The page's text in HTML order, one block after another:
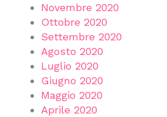
Novembre 2020
Ottobre 2020
Settembre 2020
Agosto 2020
Luglio 2020
Giugno 2020
Maggio 2020
Aprile 2020